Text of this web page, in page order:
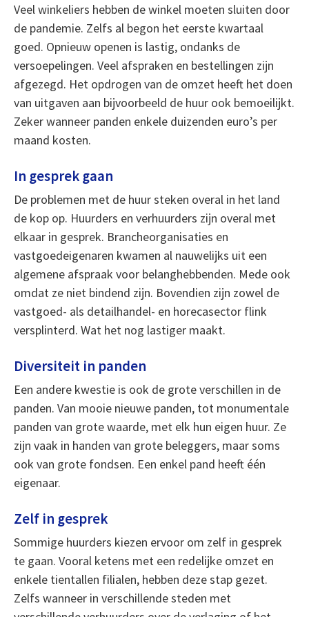
Veel winkeliers hebben de winkel moeten sluiten door
de pandemie. Zelfs al begon het eerste kwartaal
goed. Opnieuw openen is lastig, ondanks de
versoepelingen. Veel afspraken en bestellingen zijn
afgezegd. Het opdrogen van de omzet heeft het doen
van uitgaven aan bijvoorbeeld de huur ook bemoeilijkt.
Zeker wanneer panden enkele duizenden euro’s per
maand kosten.
In gesprek gaan
De problemen met de huur steken overal in het land
de kop op. Huurders en verhuurders zijn overal met
elkaar in gesprek. Brancheorganisaties en
vastgoedeigenaren kwamen al nauwelijks uit een
algemene afspraak voor belanghebbenden. Mede ook
omdat ze niet bindend zijn. Bovendien zijn zowel de
vastgoed- als detailhandel- en horecasector flink
versplinterd. Wat het nog lastiger maakt.
Diversiteit in panden
Een andere kwestie is ook de grote verschillen in de
panden. Van mooie nieuwe panden, tot monumentale
panden van grote waarde, met elk hun eigen huur. Ze
zijn vaak in handen van grote beleggers, maar soms
ook van grote fondsen. Een enkel pand heeft één
eigenaar.
Zelf in gesprek
Sommige huurders kiezen ervoor om zelf in gesprek
te gaan. Vooral ketens met een redelijke omzet en
enkele tientallen filialen, hebben deze stap gezet.
Zelfs wanneer in verschillende steden met